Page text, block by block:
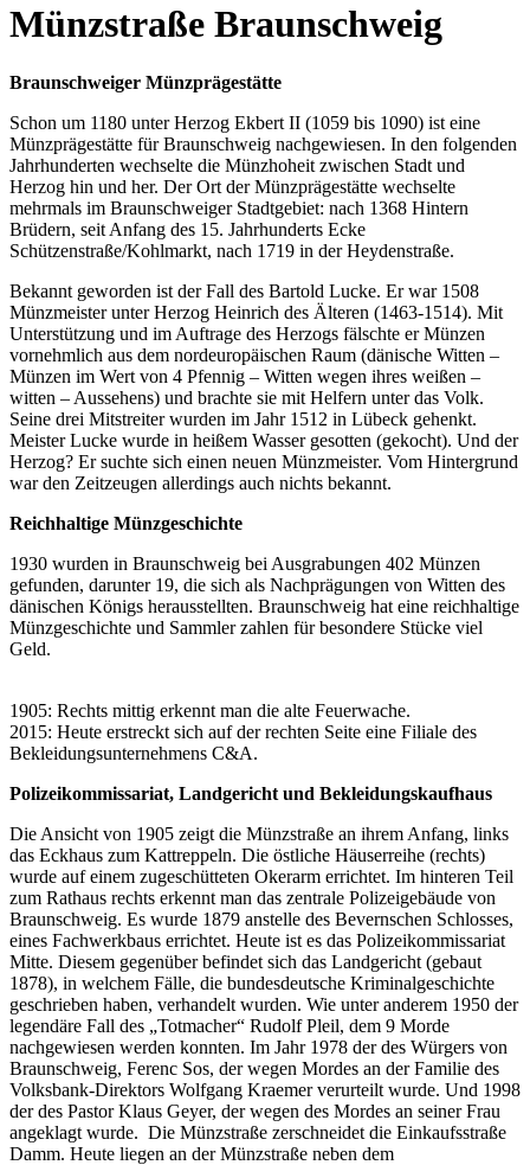
Münzstraße Braunschweig
Braunschweiger Münzprägestätte
Schon um 1180 unter Herzog Ekbert II (1059 bis 1090) ist eine
Münzprägestätte für Braunschweig nachgewiesen. In den folgenden
Jahrhunderten wechselte die Münzhoheit zwischen Stadt und
Herzog hin und her. Der Ort der Münzprägestätte wechselte
mehrmals im Braunschweiger Stadtgebiet: nach 1368 Hintern
Brüdern, seit Anfang des 15. Jahrhunderts Ecke
Schützenstraße/Kohlmarkt, nach 1719 in der Heydenstraße.
Bekannt geworden ist der Fall des Bartold Lucke. Er war 1508
Münzmeister unter Herzog Heinrich des Älteren (1463-1514). Mit
Unterstützung und im Auftrage des Herzogs fälschte er Münzen
vornehmlich aus dem nordeuropäischen Raum (dänische Witten –
Münzen im Wert von 4 Pfennig – Witten wegen ihres weißen –
witten – Aussehens) und brachte sie mit Helfern unter das Volk.
Seine drei Mitstreiter wurden im Jahr 1512 in Lübeck gehenkt.
Meister Lucke wurde in heißem Wasser gesotten (gekocht). Und der
Herzog? Er suchte sich einen neuen Münzmeister. Vom Hintergrund
war den Zeitzeugen allerdings auch nichts bekannt.
Reichhaltige Münzgeschichte
1930 wurden in Braunschweig bei Ausgrabungen 402 Münzen
gefunden, darunter 19, die sich als Nachprägungen von Witten des
dänischen Königs herausstellten. Braunschweig hat eine reichhaltige
Münzgeschichte und Sammler zahlen für besondere Stücke viel
Geld.
1905: Rechts mittig erkennt man die alte Feuerwache.
2015: Heute erstreckt sich auf der rechten Seite eine Filiale des
Bekleidungsunternehmens C&A.
Polizeikommissariat, Landgericht und Bekleidungskaufhaus
Die Ansicht von 1905 zeigt die Münzstraße an ihrem Anfang, links
das Eckhaus zum Kattreppeln. Die östliche Häuserreihe (rechts)
wurde auf einem zugeschütteten Okerarm errichtet. Im hinteren Teil
zum Rathaus rechts erkennt man das zentrale Polizeigebäude von
Braunschweig. Es wurde 1879 anstelle des Bevernschen Schlosses,
eines Fachwerkbaus errichtet. Heute ist es das Polizeikommissariat
Mitte. Diesem gegenüber befindet sich das Landgericht (gebaut
1878), in welchem Fälle, die bundesdeutsche Kriminalgeschichte
geschrieben haben, verhandelt wurden. Wie unter anderem 1950 der
legendäre Fall des „Totmacher“ Rudolf Pleil, dem 9 Morde
nachgewiesen werden konnten. Im Jahr 1978 der des Würgers von
Braunschweig, Ferenc Sos, der wegen Mordes an der Familie des
Volksbank-Direktors Wolfgang Kraemer verurteilt wurde. Und 1998
der des Pastor Klaus Geyer, der wegen des Mordes an seiner Frau
angeklagt wurde. Die Münzstraße zerschneidet die Einkaufsstraße
Damm. Heute liegen an der Münzstraße neben dem